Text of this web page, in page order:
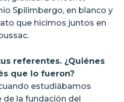
Spilimbergo, en blanco y
que hicimos juntos en
referentes. ¿Quiénes
que lo fueron?
estudiábamos
la fundación del